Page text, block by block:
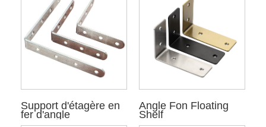
Support d'étagère en
fer d'angle
Angle Fon Floating
Shelf